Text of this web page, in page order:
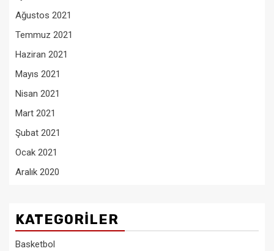
Ağustos 2021
Temmuz 2021
Haziran 2021
Mayıs 2021
Nisan 2021
Mart 2021
Şubat 2021
Ocak 2021
Aralık 2020
KATEGORILER
Basketbol